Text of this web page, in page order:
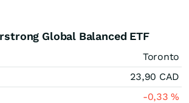
Global Balanced ETF
Toronto
23,90 CAD
-0,33%